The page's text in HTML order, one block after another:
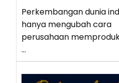
Perkembangan dunia
hanya mengubah cara
perusahaan
…